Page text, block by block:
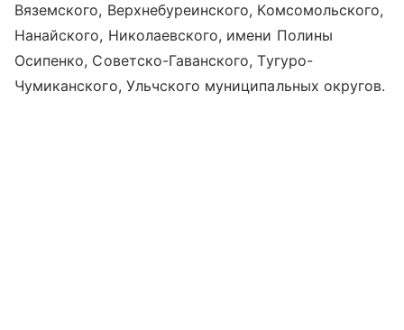
Вяземского, Верхнебуреинского, Комсомольского,
Нанайского, Николаевского, имени Полины
Осипенко, Советско-Гаванского, Тугуро-
Чумиканского, Ульчского муниципальных округов.